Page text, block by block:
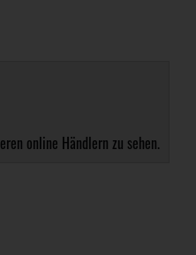
online Händlern zu sehen.